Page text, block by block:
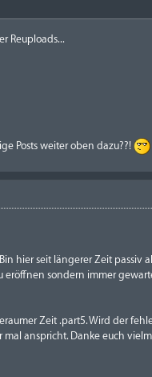
Reuploads...
Posts weiter oben dazu??!
hier seit längerer Zeit passiv
sondern immer
Zeit .part5. Wird der
anspricht. Danke euch